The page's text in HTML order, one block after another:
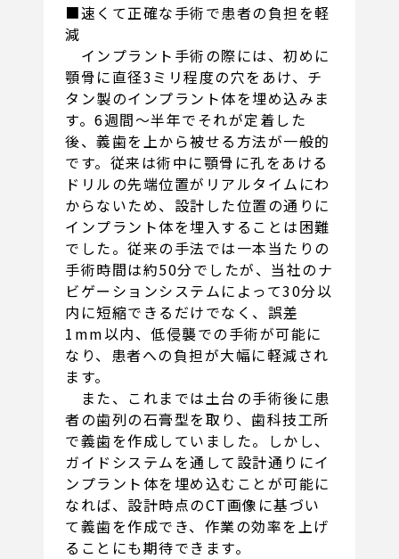
■速くて正確な手術で患者の負担を軽
減
インプラント手術の際には、初めに
顎骨に直径3ミリ程度の穴をあけ、チ
タン製のインプラント体を埋め込みま
す。6週間～半年でそれが定着した
後、義歯を上から被せる方法が一般的
です。従来は術中に顎骨に孔をあける
ドリルの先端位置がリアルタイムにわ
からないため、設計した位置の通りに
インプラント体を埋入することは困難
でした。従来の手法では一本当たりの
手術時間は約50分でしたが、当社のナ
ビゲーションシステムによって30分以
内に短縮できるだけでなく、誤差
1mm以内、低侵襲での手術が可能に
なり、患者への負担が大幅に軽減され
ます。
また、これまでは土台の手術後に患
者の歯列の石膏型を取り、歯科技工所
で義歯を作成していました。しかし、
ガイドシステムを通して設計通りにイ
ンプラント体を埋め込むことが可能に
なれば、設計時点のCT画像に基づい
て義歯を作成でき、作業の効率を上げ
ることにも期待できます。